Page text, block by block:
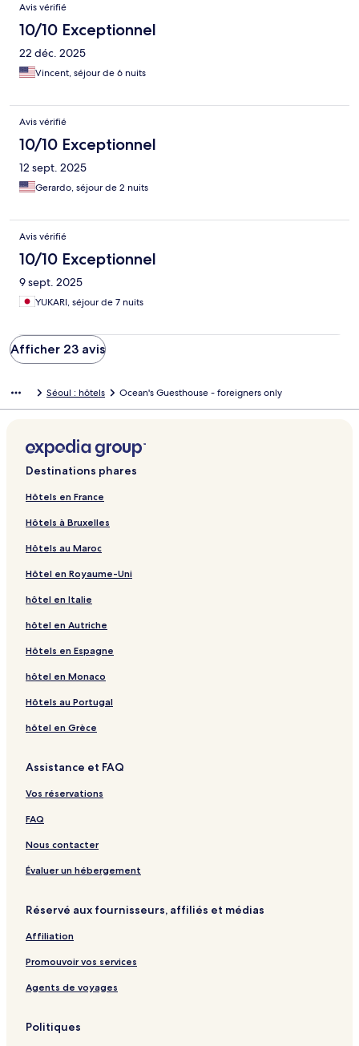
Avis vérifié
10/10 Exceptionnel
22 déc. 2025
Vincent, séjour de 6 nuits
Avis vérifié
10/10 Exceptionnel
12 sept. 2025
Gerardo, séjour de 2 nuits
Avis vérifié
10/10 Exceptionnel
9 sept. 2025
YUKARI, séjour de 7 nuits
Afficher 23 avis
Séoul : hôtels Ocean's Guesthouse - foreigners only
Destinations phares
Hôtels en France
Hôtels à Bruxelles
Hôtels au Maroc
Hôtel en Royaume-Uni
hôtel en Italie
hôtel en Autriche
Hôtels en Espagne
hôtel en Monaco
Hôtels au Portugal
hôtel en Grèce
Assistance et FAQ
Vos réservations
FAQ
Nous contacter
Évaluer un hébergement
Réservé aux fournisseurs, affiliés et médias
Affiliation
Promouvoir vos services
Agents de voyages
Politiques